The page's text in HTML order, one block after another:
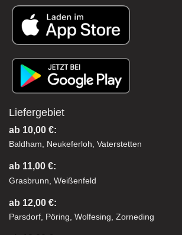
Liefergebiet
ab 10,00 €:
Baldham, Neukeferloh, Vaterstetten
ab 11,00 €:
Grasbrunn, Weißenfeld
ab 12,00 €:
Parsdorf, Pöring, Wolfesing, Zorneding